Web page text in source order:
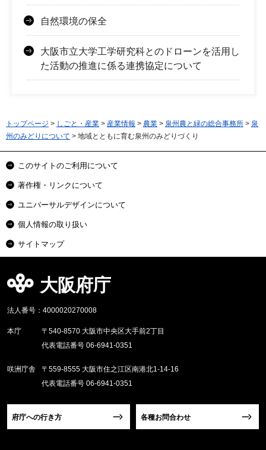
自然環境の保全
大阪市立大学工学研究科とのドローンを活用し
た活動の推進に係る連携協定について
トップページ > しごと・産業 > 産業情報 > 農業 > 泉州農と緑の総合事務所 > 泉
州のみどりについて > 地域とともに育む泉州のみどりづくり
このサイトのご利用について
著作権・リンクについて
ユニバーサルデザインについて
個人情報の取り扱い
サイトマップ
大阪府庁
法人番号：4000020270008
本庁
〒540-8570 大阪市中央区大手前2丁目
代表電話番号 06-6941-0351
咲洲庁舎
〒559-8555 大阪市住之江区南港北1-14-16
代表電話番号 06-6941-0351
府庁への行き方 各種お問合わせ